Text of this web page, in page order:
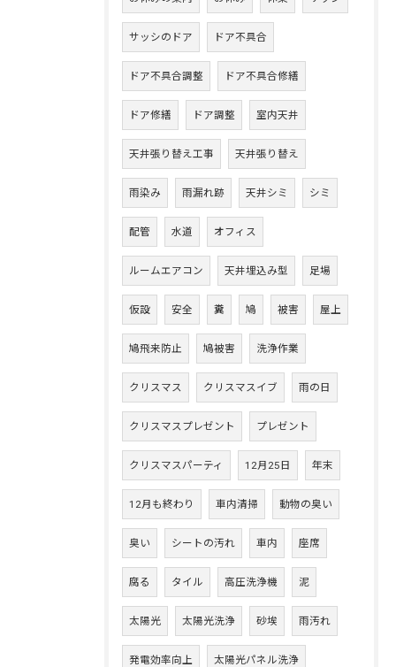
サッシのドア ドア不具合
ドア不具合調整 ドア不具合修繕
ドア修繕 ドア調整 室内天井
天井張り替え工事 天井張り替え
雨染み 雨漏れ跡 天井シミ シミ
配管 水道 オフィス
ルームエアコン 天井埋込み型 足場
仮設 安全 糞 鳩 被害 屋上
鳩飛来防止 鳩被害 洗浄作業
クリスマス クリスマスイブ 雨の日
クリスマスプレゼント プレゼント
クリスマスパーティ 12月25日 年末
12月も終わり 車内清掃 動物の臭い
臭い シートの汚れ 車内 座席
腐る タイル 高圧洗浄機 泥
太陽光 太陽光洗浄 砂埃 雨汚れ
発電効率向上 太陽光パネル洗浄